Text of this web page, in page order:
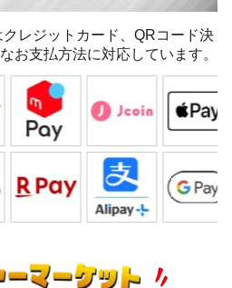
クレジットカード、QRコード決
お支払方法に対応しています。